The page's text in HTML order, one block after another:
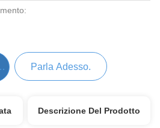
Prezzo Parla Adesso.
Descrizione Del Prodotto